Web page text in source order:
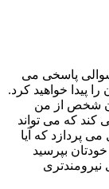
پاسخی می
پیدا خواهید کرد.
شخص از من
کند که می تواند
پردازد که آیا
بپرسید
نیرومندتری